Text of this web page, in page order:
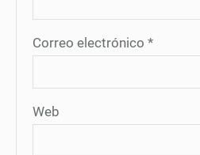
Correo electrónico *
Web